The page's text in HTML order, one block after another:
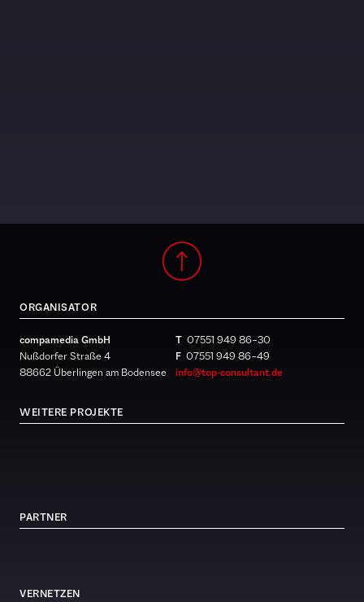
ORGANISATOR
compamedia GmbH
Nußdorfer Straße 4
88662 Überlingen am Bodensee
T 07551 949 86 – 30
F 07551 949 86 – 49
info@top-consultant.de
WEITERE PROJEKTE
PARTNER
VERNETZEN